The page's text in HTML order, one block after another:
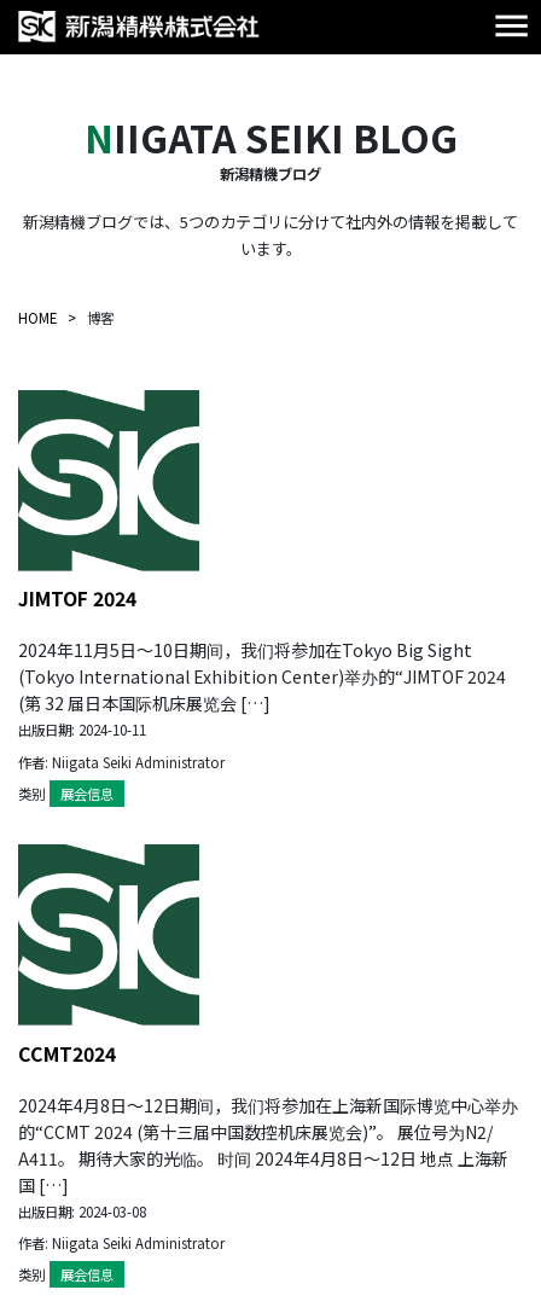
NIIGATA SEIKI BLOG
新潟精機ブログ
新潟精機ブログでは、5つのカテゴリに分けて社内外の情報を掲載して
います。
HOME 博客
JIMTOF 2024
2024年11月5日～10日期间，我们将参加在Tokyo Big Sight
(Tokyo International Exhibition Center)举办的“JIMTOF 2024
(第 32 届日本国际机床展览会 […]
出版日期: 2024-10-11
作者: Niigata Seiki Administrator
类别
展会信息
CCMT2024
2024年4月8日～12日期间，我们将参加在上海新国际博览中心举办
的“CCMT 2024 (第十三届中国数控机床展览会)”。 展位号为N2/
A411。 期待大家的光临。 时间 2024年4月8日～12日 地点 上海新
国 […]
出版日期: 2024-03-08
作者: Niigata Seiki Administrator
类别
展会信息